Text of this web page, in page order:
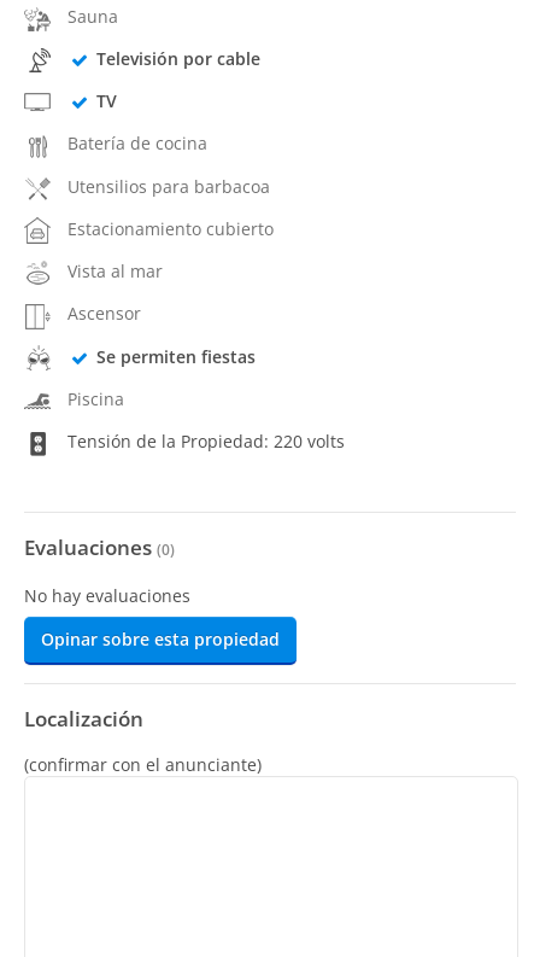
Sauna
Televisión por cable
TV
Batería de cocina
Utensilios para barbacoa
Estacionamiento cubierto
Vista al mar
Ascensor
Se permiten fiestas
Piscina
Tensión de la Propiedad: 220 volts
Evaluaciones (0)
No hay evaluaciones
Opinar sobre esta propiedad
Localización
(confirmar con el anunciante)